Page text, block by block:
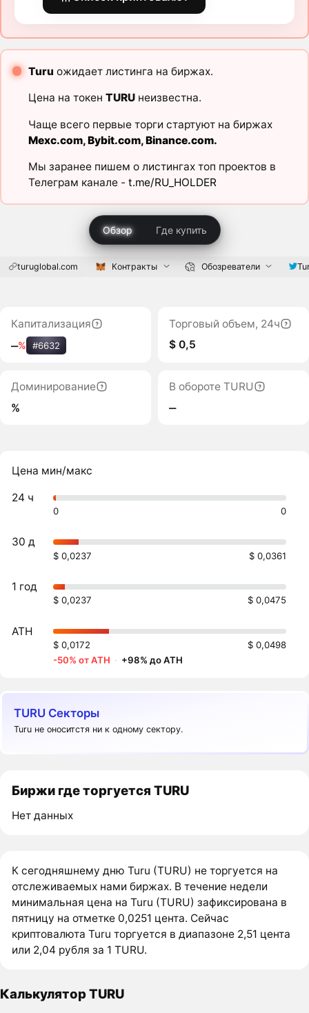
Turu ожидает листинга на биржах.
Цена на токен TURUнеизвестна.
Чаще всего первые торги стартуют на биржах
Mexc.com,Bybit.com,Binance.com.
Мы заранее пишем о листингах топ проектов в
Телеграм канале - t.me/RU_HOLDER
Обзор Где купить
turuglobal.com Контракты Обозреватели
Капитализация
‒% #6632
Торговый объем, 24ч
$ 0,5
Доминирование
%
В обороте TURU
‒
Цена мин/макс
24 ч
0 0
30 д
$ 0,0237 $ 0,0361
1 год
$ 0,0237 $ 0,0475
ATH
$ 0,0172
$ 0,0498
-50% от ATH · +98% до ATH
TURU Секторы
Turu не оноситстя ни к одному сектору.
Биржи где торгуется TURU
Нет данных
К сегодняшнему дню Turu (TURU) не торгуется на
отслеживаемых нами биржах. В течение недели
минимальная цена на Turu (TURU) зафиксирована в
пятницу на отметке 0,0251 цента. Сейчас
криптовалюта Turu торгуется в диапазоне 2,51 цента
или 2,04 рубля за 1 TURU.
Калькулятор TURU